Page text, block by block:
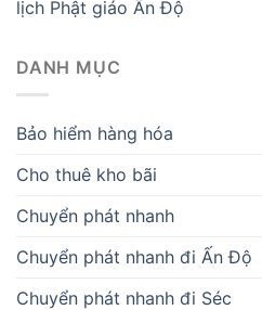
lịch Phật giáo Ấn Độ
DANH MỤC
Bảo hiểm hàng hóa
Cho thuê kho bãi
Chuyển phát nhanh
Chuyển phát nhanh đi Ấn Độ
Chuyển phát nhanh đi Séc